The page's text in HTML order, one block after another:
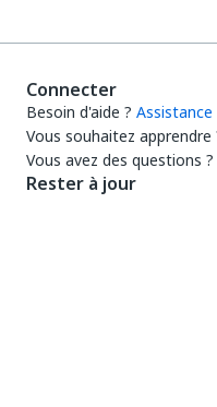
Connecter
Besoin d'aide ? Assistance
Vous souhaitez apprendre
Vous avez des questions ?
Rester à jour